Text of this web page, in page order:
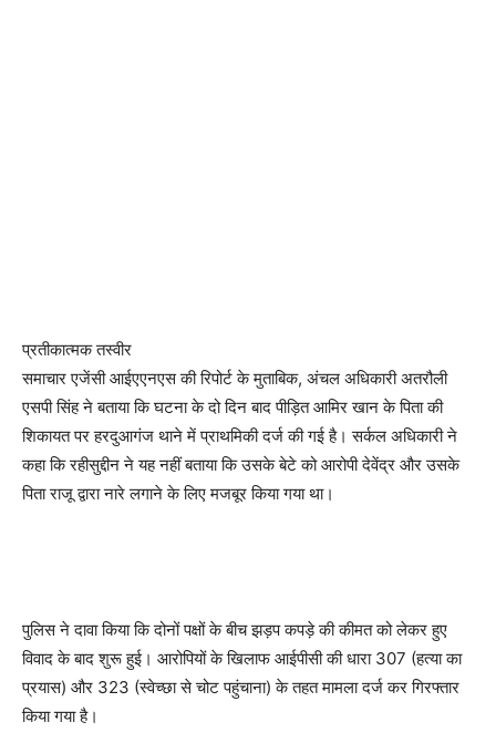
प्रतीकात्मक तस्वीर
समाचार एजेंसी आईएएनएस की रिपोर्ट के मुताबिक, अंचल अधिकारी अतरौली
एसपी सिंह ने बताया कि घटना के दो दिन बाद पीड़ित आमिर खान के पिता की
शिकायत पर हरदुआगंज थाने में प्राथमिकी दर्ज की गई है। सर्कल अधिकारी ने
कहा कि रहीसुद्दीन ने यह नहीं बताया कि उसके बेटे को आरोपी देवेंद्र और उसके
पिता राजू द्वारा नारे लगाने के लिए मजबूर किया गया था।
पुलिस ने दावा किया कि दोनों पक्षों के बीच झड़प कपड़े की कीमत को लेकर हुए
विवाद के बाद शुरू हुई। आरोपियों के खिलाफ आईपीसी की धारा 307 (हत्या का
प्रयास) और 323 (स्वेच्छा से चोट पहुंचाना) के तहत मामला दर्ज कर गिरफ्तार
किया गया है।